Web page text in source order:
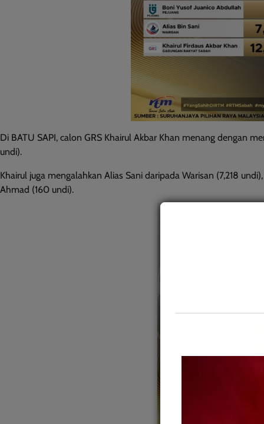
Di BATU SAPI, calon GRS Khairul Akbar Khan menang dengan
undi).
Khairul juga mengalahkan Alias Sani daripada Warisan (7,218
Ahmad (160 undi).